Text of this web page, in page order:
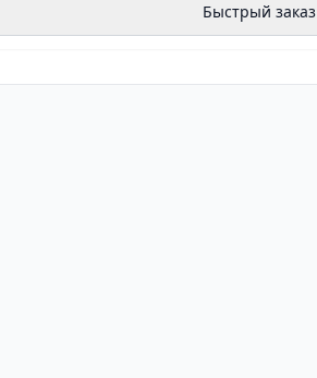
Быстрый заказ